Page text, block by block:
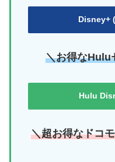
Disney+
＼お得なHulu
Hulu
＼超お得なドコ